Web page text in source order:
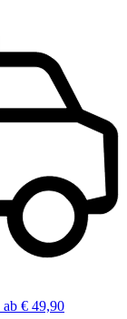
ab € 49,90